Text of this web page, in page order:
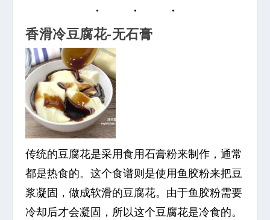
香滑冷豆腐花-无石膏
传统的豆腐花是采用食用石膏粉来制作，通常
都是热食的。这个食谱则是使用鱼胶粉来把豆
浆凝固，做成软滑的豆腐花。由于鱼胶粉需要
冷却后才会凝固，所以这个豆腐花是冷食的。